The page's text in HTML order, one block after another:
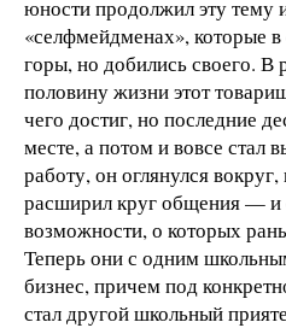
юности продолжил эту тему
«селфмейдменах», которые
горы, но добились своего. В
половину жизни этот
чего достиг, но последние
месте, а потом и вовсе стал
работу, он оглянулся
расширил круг общения — и
возможности, о которых
Теперь они с одним
бизнес, причем под
стал другой школьный